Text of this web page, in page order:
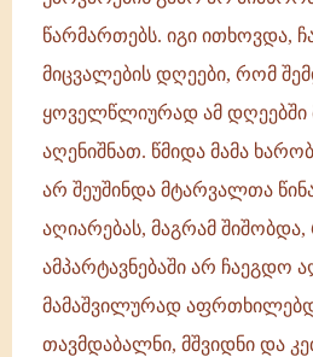
წარმართებს. იგი ითხოვდა,
მიცვალების დღეები, რომ
ყოველწლიურად ამ დღეებში
აღენიშნათ. წმიდა მამა
არ შეუშინდა მტარვალთა
აღიარებას, მაგრამ
ამპარტავნებაში არ ჩაეგდო
მამაშვილურად
თავმდაბალნი, მშვიდნი და